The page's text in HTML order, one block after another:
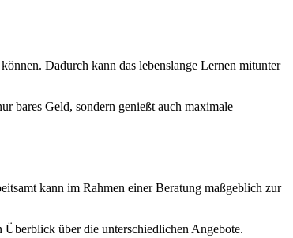
Dadurch kann das lebenslange Lernen mitunter
bares Geld, sondern genießt auch maximale
kann im Rahmen einer Beratung maßgeblich zur
über die unterschiedlichen Angebote.